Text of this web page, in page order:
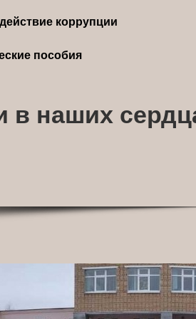
коррупции
пособия
в наших